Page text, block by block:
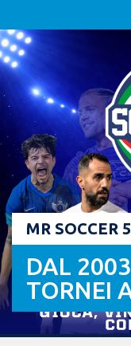
to
content
MR SOCCER 5
DAL
TORNEI